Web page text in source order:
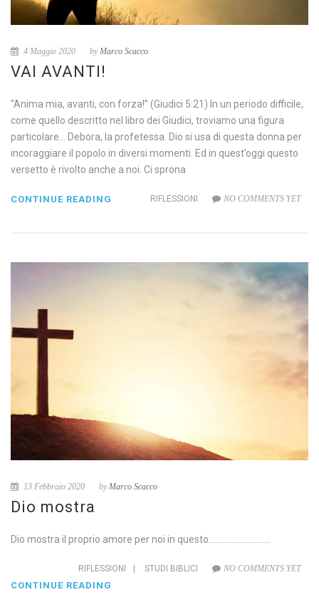
4 Maggio 2020 by Marco Scacco
VAI AVANTI!
“Anima mia, avanti, con forza!” (Giudici 5:21) In un periodo difficile,
come quello descritto nel libro dei Giudici, troviamo una figura
particolare… Debora, la profetessa. Dio si usa di questa donna per
incoraggiare il popolo in diversi momenti. Ed in quest’oggi questo
versetto è rivolto anche a noi. Ci sprona
RIFLESSIONI NO COMMENTS YET
CONTINUE READING
13 Febbraio 2020 byMarco Scacco
Dio mostra
Dio mostra il proprio amore per noi in questo………………………..
RIFLESSIONI STUDI BIBLICI NO COMMENTS YET
CONTINUE READING